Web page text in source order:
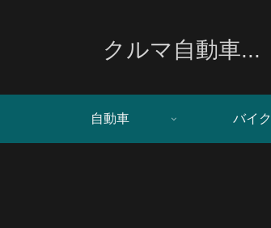
クルマ自動車...
自動車 バイク